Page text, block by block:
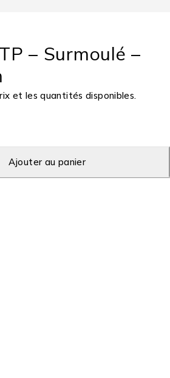
– Surmoulé –
et les quantités disponibles.
Ajouter au panier